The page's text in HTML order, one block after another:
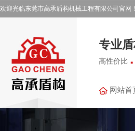
欢迎光临东莞市高承盾构机械工程有限公司官网！
专业
高性价比 .
网站首